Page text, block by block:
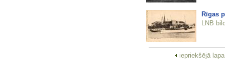
Rīgas
LNB
iepriekšējā